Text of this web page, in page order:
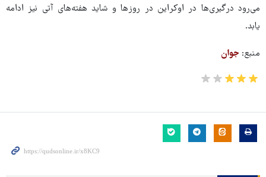
می‌رود درگیری‌ها در اوکراین در روزها و شاید هفته‌های آتی نیز ادامه
یابد.
منبع: جوان